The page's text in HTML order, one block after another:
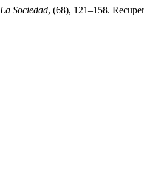
Sociedad, (68), 121–158.